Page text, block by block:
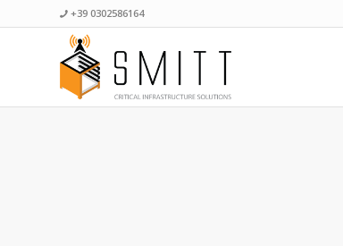
+39 0302586164